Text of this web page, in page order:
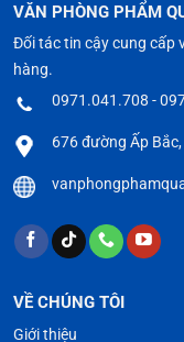
VĂN PHÒNG PHẨM
Đối tác tin cậy cung cấp
hàng.
0971.041.708 -
676 đường Ấp
VỀ CHÚNG TÔI
Giới thiệu